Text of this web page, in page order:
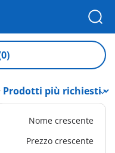
Nome crescente
Prezzo crescente